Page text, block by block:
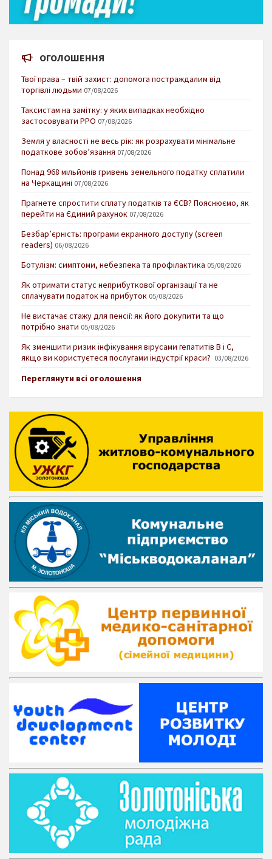
ОГОЛОШЕННЯ
Твої права – твій захист: допомога постраждалим від
торгівлі людьми 07/08/2026
Таксистам на замітку: у яких випадках необхідно
застосовувати РРО 07/08/2026
Земля у власності не весь рік: як розрахувати мінімальне
податкове зобов’язання 07/08/2026
Понад 968 мільйонів гривень земельного податку сплатили
на Черкащині 07/08/2026
Прагнете спростити сплату податків та ЄСВ? Пояснюємо, як
перейти на Єдиний рахунок 07/08/2026
Безбар’єрність: програми екранного доступу (screen
readers) 06/08/2026
Ботулізм: симптоми, небезпека та профілактика 05/08/2026
Як отримати статус неприбуткової організації та не
сплачувати податок на прибуток 05/08/2026
Не вистачає стажу для пенсії: як його докупити та що
потрібно знати 05/08/2026
Як зменшити ризик інфікування вірусами гепатитів В і С,
якщо ви користуєтеся послугами індустрії краси? 03/08/2026
Переглянути всі оголошення